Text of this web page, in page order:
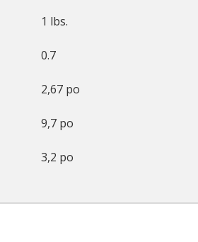
1 lbs.
0.7
2,67 po
9,7 po
3,2 po